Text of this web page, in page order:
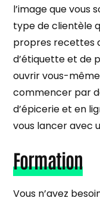
l’image que vous
type de clientèle
propres recettes
d’étiquette et de
ouvrir vous-
commencer par
d’épicerie et en
vous lancer avec
Formation
Vous n’avez